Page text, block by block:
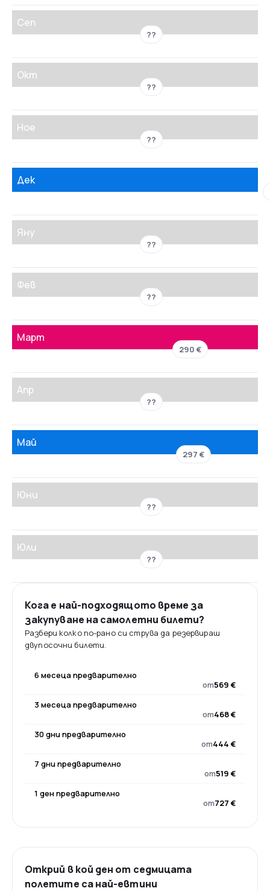
Сеп
??
Окт
??
Ное
??
Дек
Яну
??
Фев
??
Март
290 €
Апр
??
Май
297 €
Юни
??
Юли
??
Кога е най-подходящото време за
закупуване на самолетни билети?
Разбери колко по-рано си струва да резервираш
двупосочни билети.
6 месеца предварително
от569 €
3 месеца предварително
от468 €
30 дни предварително
от444 €
7 дни предварително
от519 €
1 ден предварително
от727 €
Открий в кой ден от седмицата
полетите са най-евтини